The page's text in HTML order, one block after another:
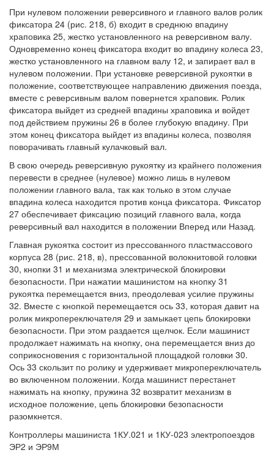
При нулевом положении реверсивного и главного валов ролик
фиксатора 24 (рис. 218, б) входит в среднюю впадину
храповика 25, жестко установленного на реверсивном валу.
Одновременно конец фиксатора входит во впадину колеса 23,
жестко установленного на главном валу 12, и запирает вал в
нулевом положении. При установке реверсивной рукоятки в
положение, соответствующее направлению движения поезда,
вместе с реверсивным валом повернется храповик. Ролик
фиксатора выйдет из средней впадины храповика и войдет
под действием пружины 26 в более глубокую впадину. При
этом конец фиксатора выйдет из впадины колеса, позволяя
поворачивать главный кулачковый вал.
В свою очередь реверсивную рукоятку из крайнего положения
перевести в среднее (нулевое) можно лишь в нулевом
положении главного вала, так как только в этом случае
впадина колеса находится против конца фиксатора. Фиксатор
27 обеспечивает фиксацию позиций главного вала, когда
реверсивный вал находится в положении Вперед или Назад.
Главная рукоятка состоит из прессованного пластмассового
корпуса 28 (рис. 218, в), прессованной волокнитовой головки
30, кнопки 31 и механизма электрической блокировки
безопасности. При нажатии машинистом на кнопку 31
рукоятка перемещается вниз, преодолевая усилие пружины
32. Вместе с кнопкой перемещается ось 33, которая давит на
ролик микропереключателя 29 и замыкает цепь блокировки
безопасности. При этом раздается щелчок. Если машинист
продолжает нажимать на кнопку, она перемещается вниз до
соприкосновения с горизонтальной площадкой головки 30.
Ось 33 скользит по ролику и удерживает микропереключатель
во включенном положении. Когда машинист перестанет
нажимать на кнопку, пружина 32 возвратит механизм в
исходное положение, цепь блокировки безопасности
разомкнется.
Контроллеры машиниста 1КУ.021 и 1КУ-023 электропоездов
ЭР2 и ЭР9М